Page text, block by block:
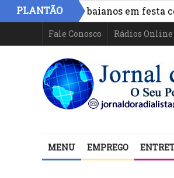
PLANTÃO
políticos baianos em festa com
Fale Conosco Rádios Online
MENU EMPREGO